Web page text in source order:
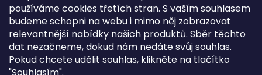
používáme cookies třetích stran. S vaším souhlasem
budeme schopni na webu i mimo něj zobrazovat
relevantnější nabídky našich produktů. Sběr těchto
dat nezačneme, dokud nám nedáte svůj souhlas.
Pokud chcete udělit souhlas, klikněte na tlačítko